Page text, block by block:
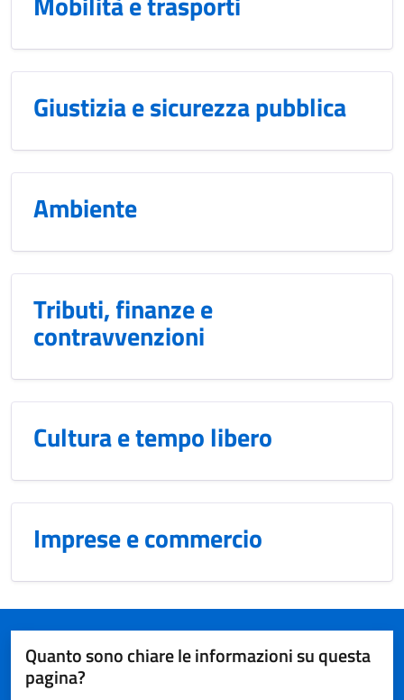
Giustizia e sicurezza pubblica
Ambiente
Tributi, finanze e
contravvenzioni
Cultura e tempo libero
Imprese e commercio
Quanto sono chiare le informazioni su questa
pagina?